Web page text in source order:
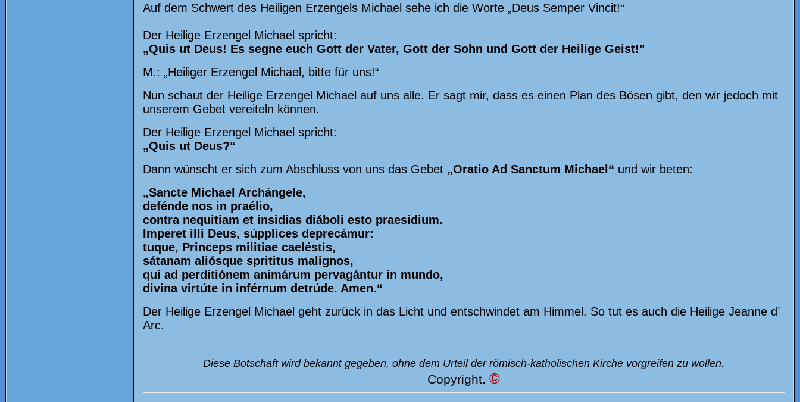
Auf dem Schwert des Heiligen Erzengels Michael sehe ich die Worte „Deus Semper Vincit!“
Der Heilige Erzengel Michael spricht:
„Quis ut Deus! Es segne euch Gott der Vater, Gott der Sohn und Gott der Heilige Geist!"
M.: „Heiliger Erzengel Michael, bitte für uns!“
Nun schaut der Heilige Erzengel Michael auf uns alle. Er sagt mir, dass es einen Plan des Bösen gibt, den wir jedoch mit
unserem Gebet vereiteln können.
Der Heilige Erzengel Michael spricht:
„Quis ut Deus?“
Dann wünscht er sich zum Abschluss von uns das Gebet „Oratio Ad Sanctum Michael“ und wir beten:
„Sancte Michael Archángele,
defénde nos in praélio,
contra nequitiam et insidias diáboli esto praesidium.
Imperet illi Deus, súpplices deprecámur:
tuque, Princeps militiae caeléstis,
sátanam aliósque sprititus malignos,
qui ad perditiónem animárum pervagántur in mundo,
divina virtúte in inférnum detrúde. Amen.“
Der Heilige Erzengel Michael geht zurück in das Licht und entschwindet am Himmel. So tut es auch die Heilige Jeanne d’
Arc.
Diese Botschaft wird bekannt gegeben, ohne dem Urteil der römisch-katholischen Kirche vorgreifen zu wollen.
Copyright. ©